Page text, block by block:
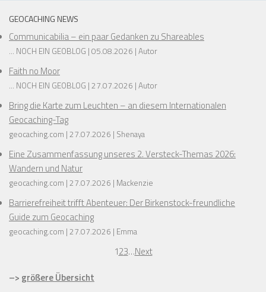
❅
❅
❅
❅
❅
❅
❅
GEOCACHING NEWS
Communicabilia – ein paar Gedanken zu Shareables
... NOCH EIN GEOBLOG 05.08.2026 Autor
Faith no Moor
... NOCH EIN GEOBLOG 27.07.2026 Autor
Bring die Karte zum Leuchten – an diesem Internationalen
Geocaching-Tag
geocaching.com 27.07.2026 Shenaya
Eine Zusammenfassung unseres 2. Versteck-Themas 2026:
Wandern und Natur
geocaching.com 27.07.2026 Mackenzie
Barrierefreiheit trifft Abenteuer: Der Birkenstock-freundliche
Guide zum Geocaching
geocaching.com 27.07.2026 Emma
123…Next
–> größere Übersicht